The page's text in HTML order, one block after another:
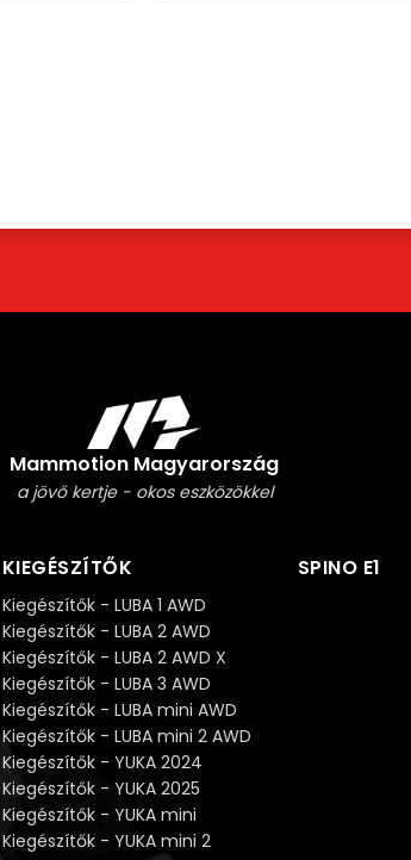
Mammotion Magyarország
a jövő kertje - okos eszközökkel
KIEGÉSZÍTŐK
Kiegészítők - LUBA 1 AWD
Kiegészítők - LUBA 2 AWD
Kiegészítők - LUBA 2 AWD X
Kiegészítők - LUBA 3 AWD
Kiegészítők - LUBA mini AWD
Kiegészítők - LUBA mini 2 AWD
Kiegészítők - YUKA 2024
Kiegészítők - YUKA 2025
Kiegészítők - YUKA mini
Kiegészítők - YUKA mini 2
SPINO E1